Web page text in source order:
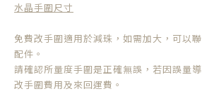
水晶手圍尺寸
免費改手圍適用於減珠，如需加大，可以
配件。
請確認所量度手圍是正確無誤，若因誤量
改手圍費用及來回運費。